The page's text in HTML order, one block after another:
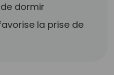
dormir
la prise de